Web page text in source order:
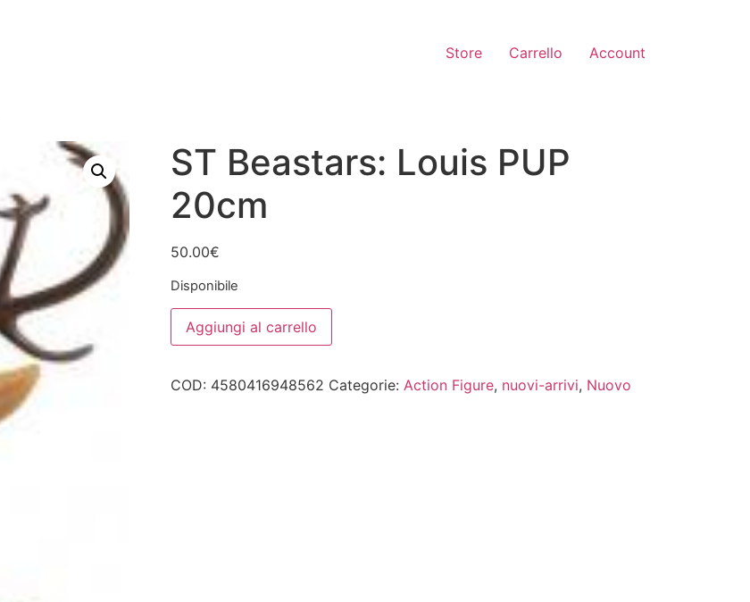
Store Carrello Account
ST Beastars: Louis PUP
20cm
50.00€
Disponibile
ST
Beastars:
Louis
quantità
Aggiungi al carrello
COD: 4580416948562 Categorie: Action Figure, nuovi-arrivi, Nuovo